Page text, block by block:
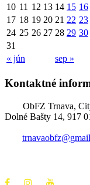
« jún sep »
10 11 12 13 14 15 16
17 18 19 20 21 22 23
24 25 26 27 28 29 30
31
Kontaktné
ObFZ Trnava,
Dolné Bašty 14, 917
trnavaobfz@